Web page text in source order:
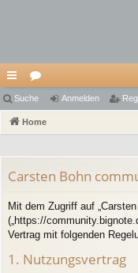
ch
ne
ug
or
en
Suche Anmelden
Home
Carsten Bohn
Mit dem Zugriff auf
(„https://
Vertrag mit folgenden
1. Nutzungsvertrag